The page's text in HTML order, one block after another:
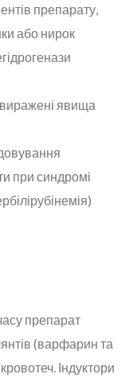
препарату,
або нирок
виражені явища
при синдромі
препарат
(варфарин та
Індуктори